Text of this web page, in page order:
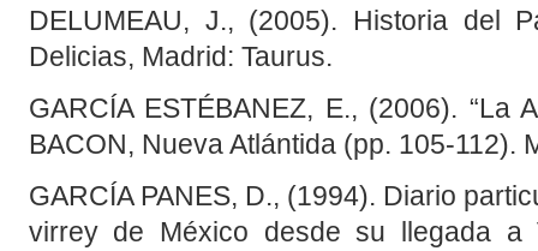
DELUMEAU, J., (2005). Historia del
Delicias, Madrid: Taurus.
GARCÍA ESTÉBANEZ, E., (2006). “La
BACON, Nueva Atlántida (pp. 105-112).
GARCÍA PANES, D., (1994). Diario
virrey de México desde su llegada a